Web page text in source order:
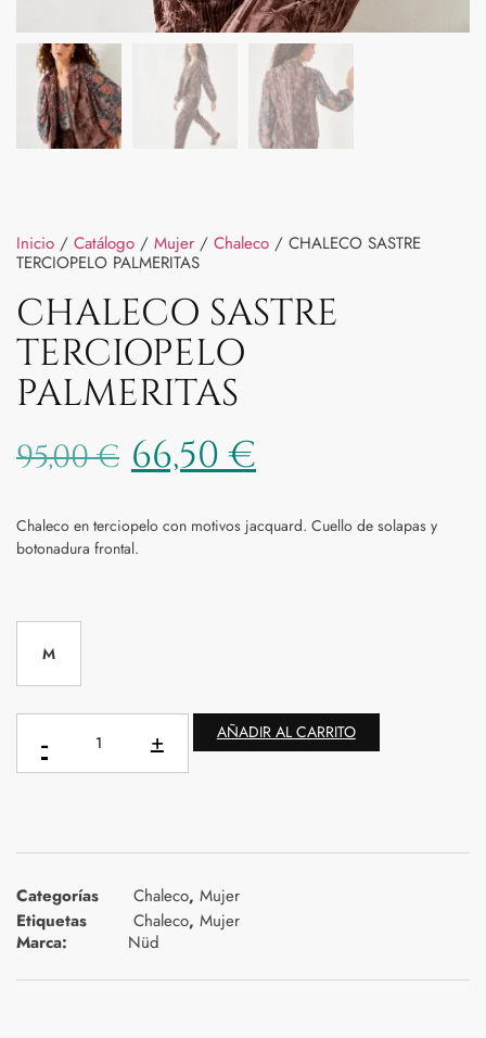
Inicio / Catálogo / Mujer / Chaleco / CHALECO SASTRE
TERCIOPELO PALMERITAS
CHALECO SASTRE
TERCIOPELO
PALMERITAS
95,00€ 66,50€
Chaleco en terciopelo con motivos jacquard. Cuello de solapas y
botonadura frontal.
M
AÑADIR AL CARRITO
Categorías Chaleco, Mujer
Etiquetas
Chaleco, Mujer
Marca:
Nüd